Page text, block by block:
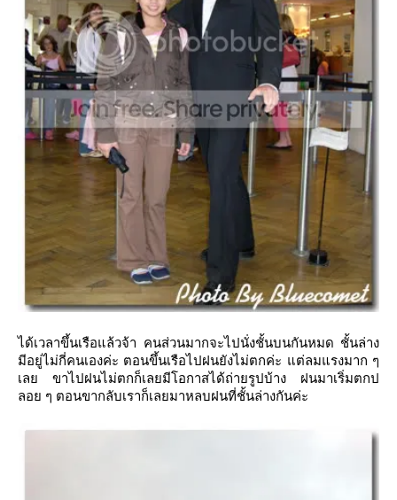
ได้เวลาขึ้นเรือแล้วจ้า คนส่วนมากจะไปนั่งชั้นบนกันหมด ชั้นล่าง
มีอยู่ไม่กี่คนเองค่ะ ตอนขึ้นเรือไปฝนยังไม่ตกค่ะ แต่ลมแรงมาก ๆ
เลย ขาไปฝนไม่ตกก็เลยมีโอกาสได้ถ่ายรูปบ้าง ฝนมาเริ่มตกป
ลอย ๆ ตอนขากลับเราก็เลยมาหลบฝนที่ชั้นล่างกันค่ะ